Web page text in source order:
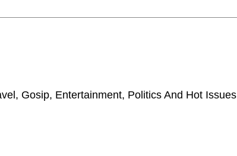
Gosip, Entertainment, Politics And Hot Issues